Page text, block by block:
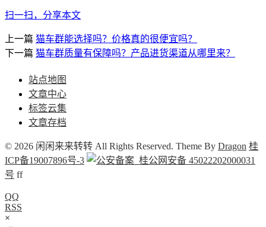
扫一扫，分享本文
上一篇 猫车群能选择吗？价格真的很便宜吗？
下一篇 猫车群质量有保障吗？产品进货渠道从哪里来？
站点地图
文章中心
标签云集
文章存档
© 2026 闲闲来来转转 All Rights Reserved. Theme By Dragon 桂
ICP备19007896号-3
桂公网安备 45022202000031
号 ff
QQ
RSS
×